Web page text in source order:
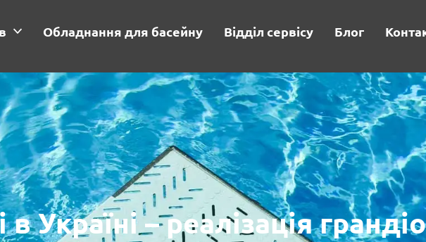
Обладнання для басейну Відділ сервісу Блог
Україні – реалізація